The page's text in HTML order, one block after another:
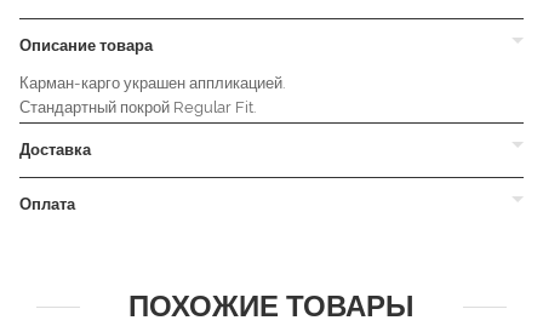
Описание товара
Карман-карго украшен аппликацией.
Стандартный покрой Regular Fit.
Доставка
Оплата
ПОХОЖИЕ ТОВАРЫ